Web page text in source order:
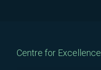
Centre for Excellence